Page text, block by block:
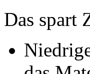
Das spart